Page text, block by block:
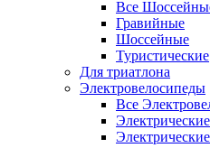
Все
Гравийные
Шоссейные
Туристические
Для триатлона
Электровелосипеды
Все